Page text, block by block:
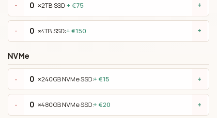
- ×2TB SSD:+ €75 +
- ×4TB SSD:+ €150 +
NVMe
- ×240GB NVMe SSD:+ €15 +
- ×480GB NVMe SSD:+ €20 +